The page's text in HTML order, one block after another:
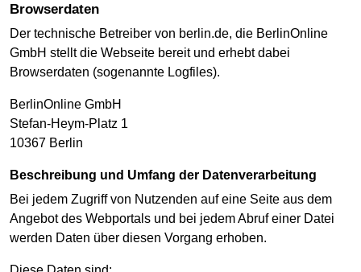
Browserdaten
Der technische Betreiber von berlin.de, die BerlinOnline
GmbH stellt die Webseite bereit und erhebt dabei
Browserdaten (sogenannte Logfiles).
BerlinOnline GmbH
Stefan-Heym-Platz 1
10367 Berlin
Beschreibung und Umfang der Datenverarbeitung
Bei jedem Zugriff von Nutzenden auf eine Seite aus dem
Angebot des Webportals und bei jedem Abruf einer Datei
werden Daten über diesen Vorgang erhoben.